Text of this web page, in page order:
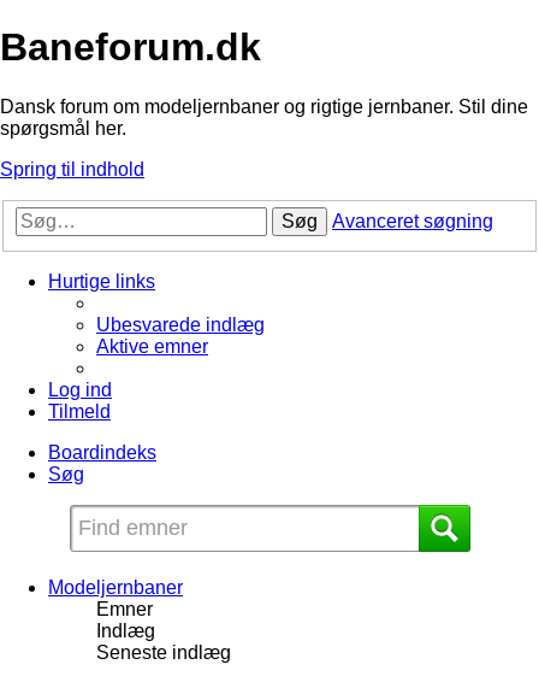
Baneforum.dk
Dansk forum om modeljernbaner og rigtige jernbaner. Stil dine
spørgsmål her.
Spring til indhold
Søg Avanceret søgning
Hurtige links
Ubesvarede indlæg
Aktive emner
Log ind
Tilmeld
Boardindeks
Søg
Modeljernbaner
Emner
Indlæg
Seneste indlæg